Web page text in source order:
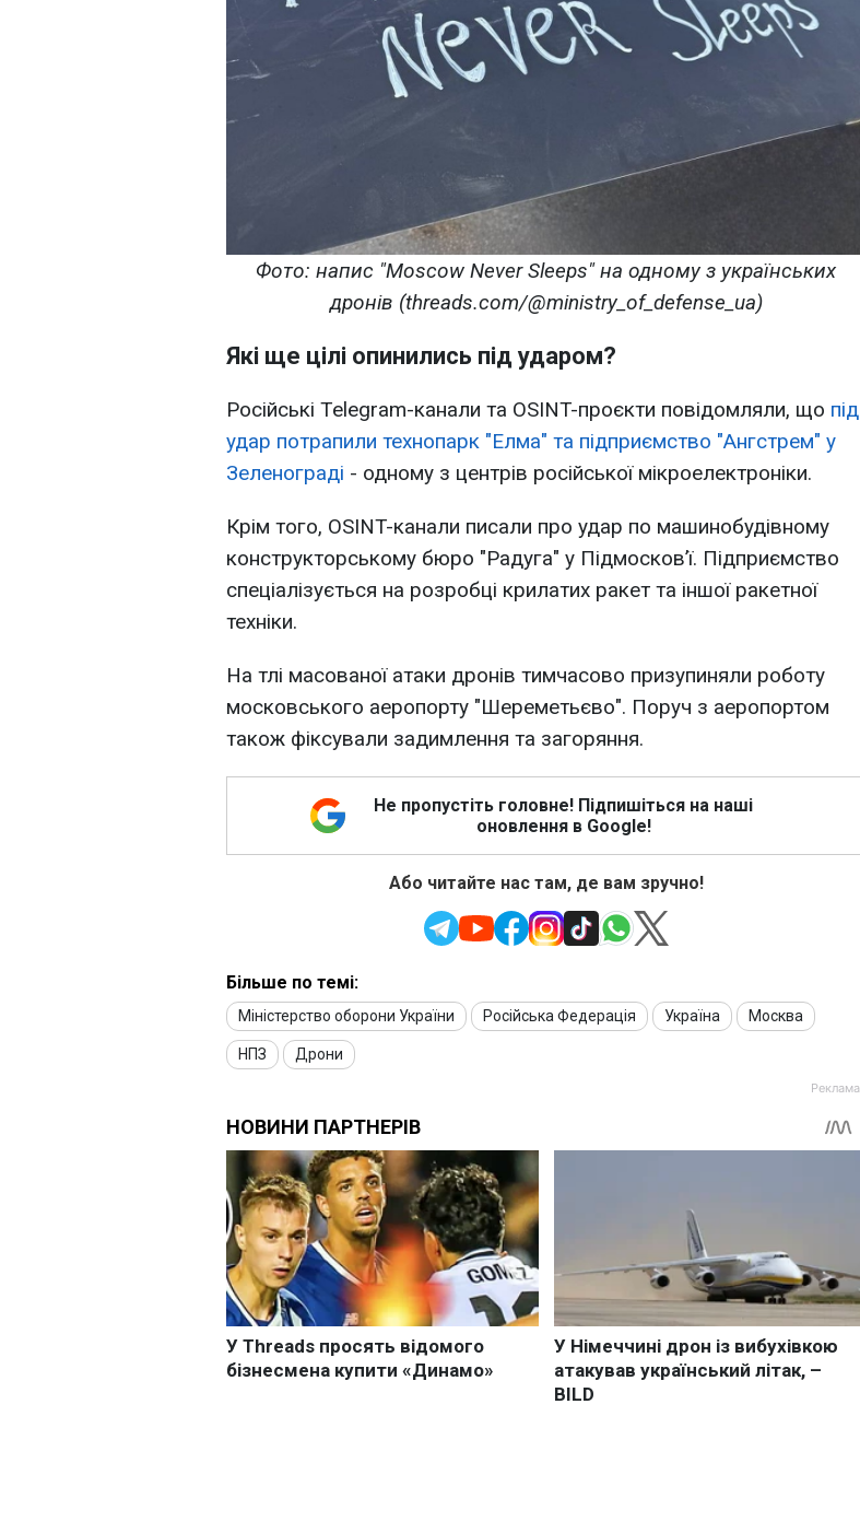
Фото: напис "Moscow Never Sleeps" на одному з українських
дронів (threads.com/@ministry_of_defense_ua)
Які ще цілі опинились під ударом?
Російські Telegram-канали та OSINT-проєкти повідомляли, що під
удар потрапили технопарк "Елма" та підприємство "Ангстрем" у
Зеленограді - одному з центрів російської мікроелектроніки.
Крім того, OSINT-канали писали про удар по машинобудівному
конструкторському бюро "Радуга" у Підмосков’ї. Підприємство
спеціалізується на розробці крилатих ракет та іншої ракетної
техніки.
На тлі масованої атаки дронів тимчасово призупиняли роботу
московського аеропорту "Шереметьєво". Поруч з аеропортом
також фіксували задимлення та загоряння.
Не пропустіть головне! Підпишіться на наші
оновлення в Google!
Або читайте нас там, де вам зручно!
Більше по темі:
Міністерство оборони України Російська Федерація Україна Москва
НПЗ Дрони